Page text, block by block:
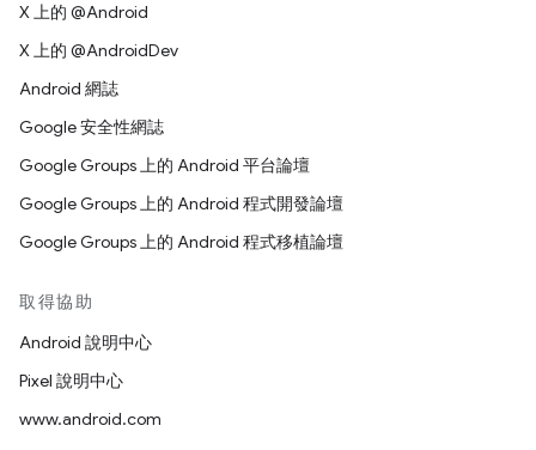
X 上的 @Android
X 上的 @AndroidDev
Android 網誌
Google 安全性網誌
Google Groups 上的 Android 平台論壇
Google Groups 上的 Android 程式開發論壇
Google Groups 上的 Android 程式移植論壇
取得協助
Android 說明中心
Pixel 說明中心
www.android.com